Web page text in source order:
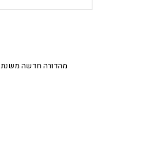
מהדורה חדשה משנת 2001 של ספר העיון הפופולרי. כולל השערות אישיותיות המתאימות לממצאים המתקבלים במבחני ווכסלר השונים, בנדר, רורשך וציורים.